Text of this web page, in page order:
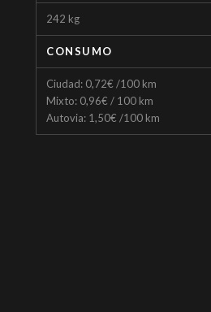
242 kg
CONSUMO
Ciudad: 0,72€ /100 km
Mixto: 0,96€ / 100 km
Autovia: 1,50€ /100 km